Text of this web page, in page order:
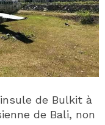
de Bulkit à
de Bali, non